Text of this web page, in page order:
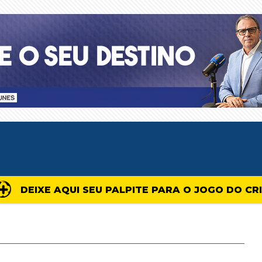
DEIXE AQUI SEU PALPITE PARA O JOGO DO